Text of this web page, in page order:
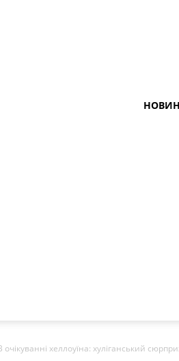
очікуванні хеллоуїна: хуліганський